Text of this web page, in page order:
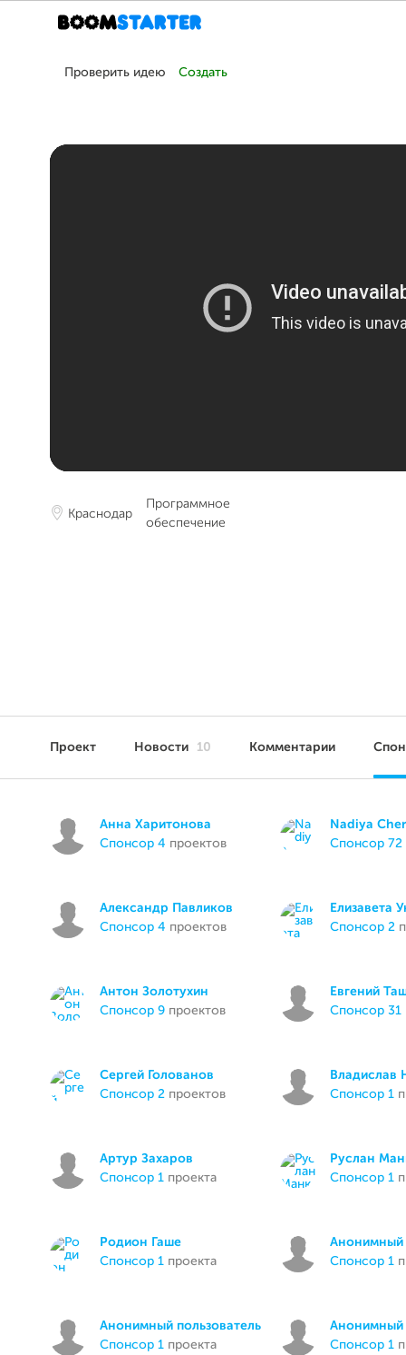
Проверить идею Создать
Краснодар
Программное
обеспечение
Проект Новости 10 Комментарии
Анна Харитонова
спонсор 4 проектов
Nadiya
спонсор 72
Александр Павликов
спонсор 4 проектов
Елизавета
спонсор 2
Антон Золотухин
спонсор 9 проектов
Евгений
спонсор 31
Сергей Голованов
спонсор 2 проектов
Владислав
спонсор 1
Артур Захаров
спонсор 1 проекта
Руслан
спонсор 1
Родион Гаше
спонсор 1 проекта
Анонимный
спонсор 1
Анонимный пользователь
спонсор 1 проекта
Анонимный
спонсор 1